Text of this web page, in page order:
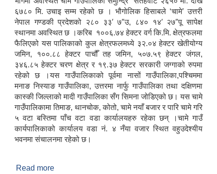
६७८० मि. उचाइ सम्म रहेको छ । भौगोलिक हिसाबले ‘चामे’ उत्तरी
नेपाल गण्डकी प्रदेशको २८० ३३′ ७″उ, ८४० १४′ २७″पू सापेक्ष
स्थानमा अवस्थित छ ।करिब १००६.७४ हेक्टर वर्ग कि.मि. क्षेत्रफलमा
फैलिएको यस पालिकाको कुल क्षेत्रफलमध्ये ३२.०४ हेक्टर खेतीयोग्य
जमिन, १००.८८ हेक्टर पाचौँ तह जमिन, ५०७.५९ हेक्टर जंगल,
३४६.८५ हेक्टर चरण क्षेत्र र १९.३७ हेक्टर सरकारी जग्गाको रुपमा
रहेको छ ।यस गाउँपालिकाको पूर्वमा नासों गाउँपालिका,पश्चिममा
मनाङ निस्याङ गाउँपालिका, उत्तरमा नार्फु गाउँपालिका तथा दक्षिणमा
कास्की जिल्लाको मादी गाउँपालिका सँग सिमना जोडिएको छ। यस चामे
गाउँपालिकामा तिमाङ‚ थानचोक, कोतो, चामे नयाँ बजार र पारि चामे गरि
५ वटा बस्तिमा पाँच वटा वडा कार्यालयहरु रहेका छन् ।चामे गाउँ
कार्यपालिकाको कार्यालय वडा नं. ४ नँया वजार स्थित वहुउदेश्यीय
भवनमा संचालनमा रहेको छ।
Read more